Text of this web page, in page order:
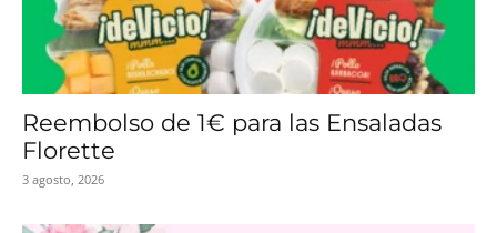
Reembolso de 1€ para las Ensaladas
Florette
3 agosto, 2026